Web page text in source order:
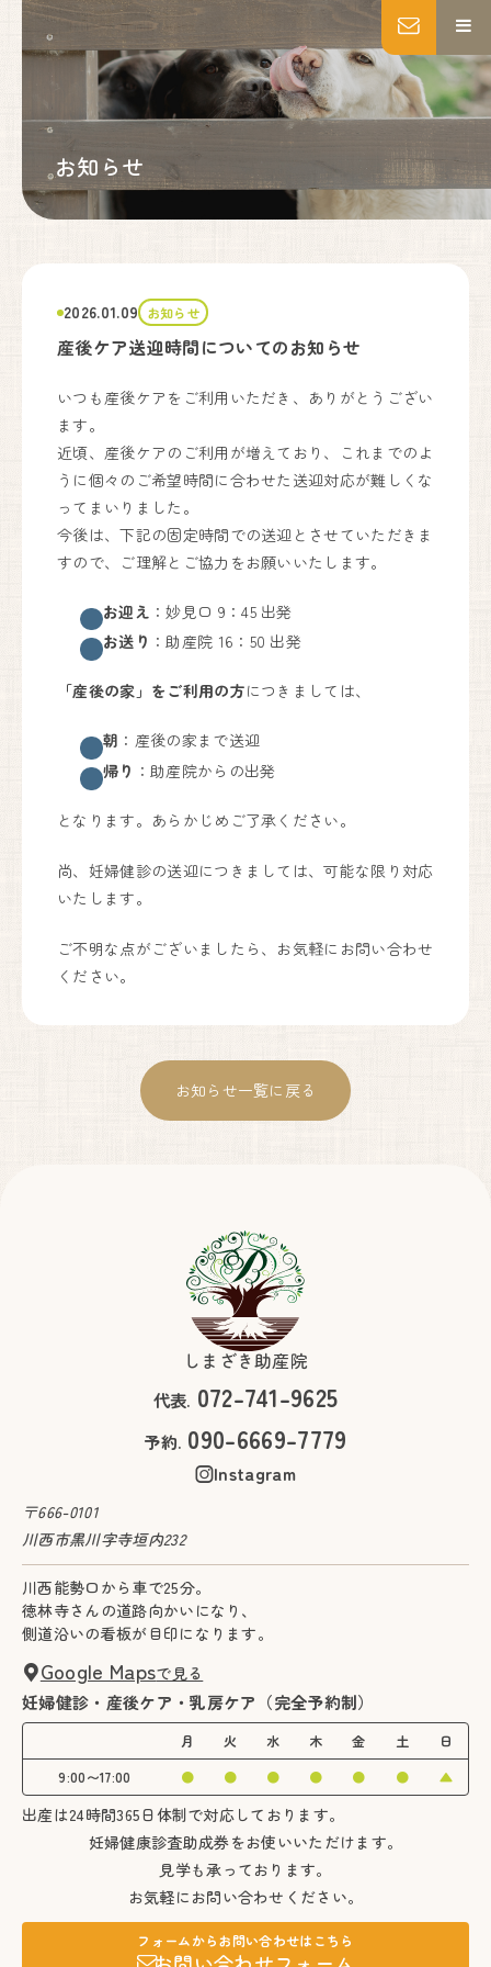
お知らせ
2026.01.09 お知らせ
産後ケア送迎時間についてのお知らせ
いつも産後ケアをご利用いただき、ありがとうござい
ます。
近頃、産後ケアのご利用が増えており、これまでのよ
うに個々のご希望時間に合わせた送迎対応が難しくな
ってまいりました。
今後は、下記の固定時間での送迎とさせていただきま
すので、ご理解とご協力をお願いいたします。
お迎え ：妙見口 9：45 出発
お送り ：助産院 16：50 出発
「産後の家」をご利用の方につきましては、
朝 ：産後の家まで送迎
帰り ：助産院からの出発
となります。あらかじめご了承ください。
尚、妊婦健診の送迎につきましては、可能な限り対応
いたします。
ご不明な点がございましたら、お気軽にお問い合わせ
ください。
お知らせ一覧に戻る
しまざき助産院
代表. 072-741-9625
予約. 090-6669-7779
Instagram
〒666-0101
川西市黒川字寺垣内232
川西能勢口から車で25分。
徳林寺さんの道路向かいになり、
側道沿いの看板が目印になります。
Google Mapsで見る
妊婦健診・産後ケア・乳房ケア（完全予約制）
月 火 水 木 金 土
日
9:00〜17:00
● ● ● ● ● ● ▲
出産は24時間365日体制で対応しております。
妊婦健康診査助成券をお使いいただけます。
見学も承っております。
お気軽にお問い合わせください。
フォームからお問い合わせはこちら
MENU
トップページ
出産
産後ケア
私たちについて
いのちの教育・助産師教育
よくあるご質問
お知らせ
ブログ Instagram
妊婦健診・産後ケア・乳房ケア（完全予約制）
月 火 水
9:00〜17:00
●
出産は24時間365日体制で対応しております。
しまざき助産院
090-6669-7779
Instagram
川西市黒川字寺垣内232
徳林寺さんの道路向かいになり、
Google Maps で見る
フォームからお問い合わせはこちら
お問い合わせフォーム
お電話からお問い合わせはこちら
090-6669-7779